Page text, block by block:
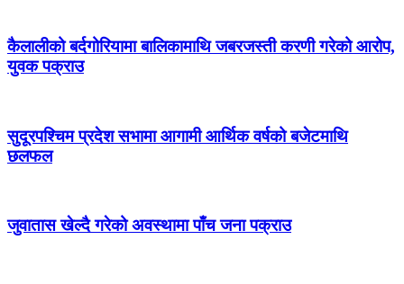
कैलालीको बर्दगोरियामा बालिकामाथि जबरजस्ती करणी गरेको आरोप,
युवक पक्राउ
सुदूरपश्चिम प्रदेश सभामा आगामी आर्थिक वर्षको बजेटमाथि
छलफल
जुवातास खेल्दै गरेको अवस्थामा पाँच जना पक्राउ